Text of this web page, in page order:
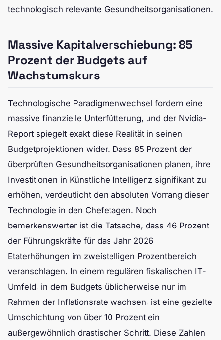
technologisch relevante Gesundheitsorganisationen.
Massive Kapitalverschiebung: 85
Prozent der Budgets auf
Wachstumskurs
Technologische Paradigmenwechsel fordern eine
massive finanzielle Unterfütterung, und der Nvidia-
Report spiegelt exakt diese Realität in seinen
Budgetprojektionen wider. Dass 85 Prozent der
überprüften Gesundheitsorganisationen planen, ihre
Investitionen in Künstliche Intelligenz signifikant zu
erhöhen, verdeutlicht den absoluten Vorrang dieser
Technologie in den Chefetagen. Noch
bemerkenswerter ist die Tatsache, dass 46 Prozent
der Führungskräfte für das Jahr 2026
Etaterhöhungen im zweistelligen Prozentbereich
veranschlagen. In einem regulären fiskalischen IT-
Umfeld, in dem Budgets üblicherweise nur im
Rahmen der Inflationsrate wachsen, ist eine gezielte
Umschichtung von über 10 Prozent ein
außergewöhnlich drastischer Schritt. Diese Zahlen